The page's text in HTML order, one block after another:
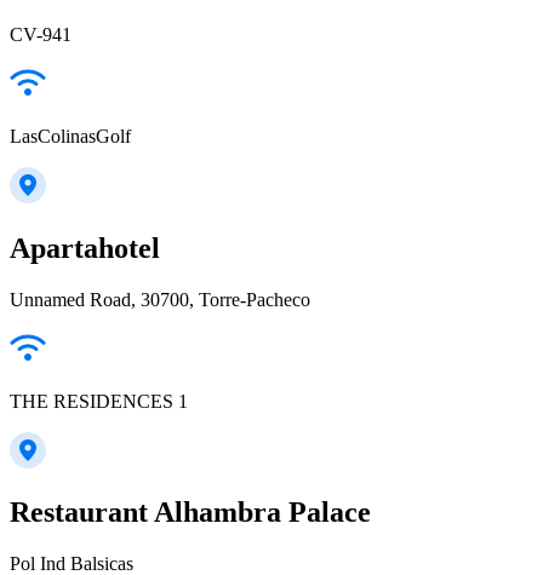
CV-941
LasColinasGolf
Apartahotel
Unnamed Road, 30700, Torre-Pacheco
THE RESIDENCES 1
Restaurant Alhambra Palace
Pol Ind Balsicas